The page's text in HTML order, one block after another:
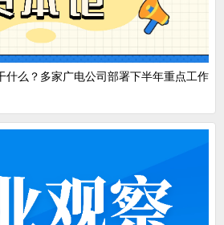
什么？多家广电公司部署下半年重点工作